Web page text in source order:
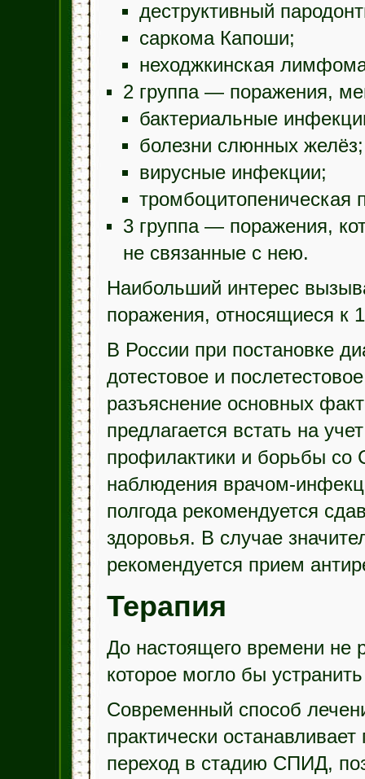
деструктивный
саркома Капоши;
неходжкинская
2 группа — поражения,
бактериальные
болезни слюнных желёз;
вирусные инфекции;
тромбоцитопеническая
3 группа — поражения,
не связанные с нею.
Наибольший интерес
поражения, относящиеся к
В России при постановке
дотестовое и
разъяснение основных
предлагается встать на
профилактики и борьбы со
наблюдения врачом-
полгода рекомендуется
здоровья. В случае
рекомендуется прием
Терапия
До настоящего времени не
которое могло бы
Современный способ
практически
переход в стадию СПИД,